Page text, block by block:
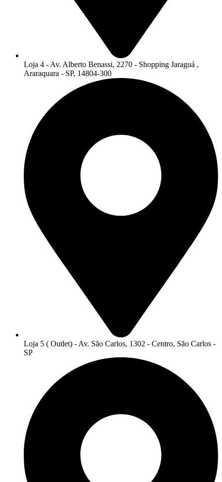
Loja 4 - Av. Alberto Benassi, 2270 - Shopping Jaraguá ,
Araraquara - SP, 14804-300
Loja 5 ( Outlet) - Av. São Carlos, 1302 - Centro, São Carlos -
SP